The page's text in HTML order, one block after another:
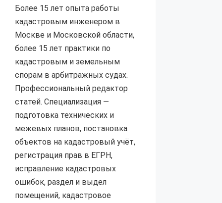
Более 15 лет опыта работы
кадастровым инженером в
Москве и Московской области,
более 15 лет практики по
кадастровым и земельным
спорам в арбитражных судах.
Профессиональный редактор
статей. Специализация —
подготовка технических и
межевых планов, постановка
объектов на кадастровый учёт,
регистрация прав в ЕГРН,
исправление кадастровых
ошибок, раздел и выдел
помещений, кадастровое